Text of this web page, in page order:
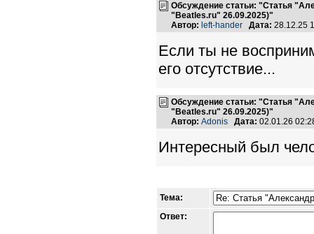
Обсуждение статьи: "Статья
"Beatles.ru" 26.09.2025)"
Автор: left-hander Дата: 28.12.25
Если ты не
его отсутствие...
Обсуждение статьи: "Статья
"Beatles.ru" 26.09.2025)"
Автор: Adonis Дата: 02.01.26
Интересный был
Тема:
Ответ: